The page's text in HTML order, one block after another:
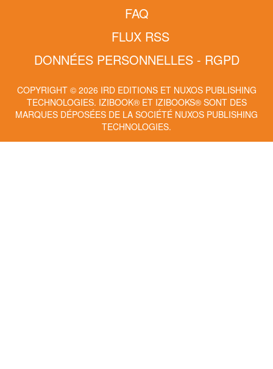
FAQ
FLUX RSS
DONNÉES PERSONNELLES - RGPD
COPYRIGHT © 2026 IRD EDITIONS ET NUXOS PUBLISHING
TECHNOLOGIES. IZIBOOK®ET IZIBOOKS®SONT DES
MARQUES DÉPOSÉES DE LA SOCIÉTÉ NUXOS PUBLISHING
TECHNOLOGIES.